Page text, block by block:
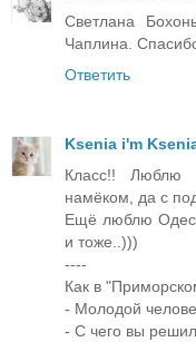
Светлана
Чаплина.
Ответить
Ksenia i'm
Класс!! Люблю
намёком, да с
Ещё люблю
и тоже..)))
----
Как в
- Молодой
- С чего вы